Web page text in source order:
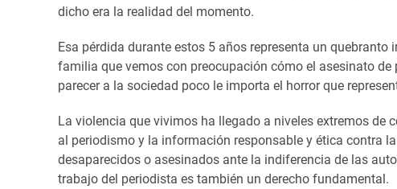
dicho era la realidad del momento.
Esa pérdida durante estos 5 años representa un
familia que vemos con preocupación cómo el asesinato
parecer a la sociedad poco le importa el horror que
La violencia que vivimos ha llegado a niveles extremos
al periodismo y la información responsable y ética contra
desaparecidos o asesinados ante la indiferencia de las
trabajo del periodista es también un derecho fundamental.